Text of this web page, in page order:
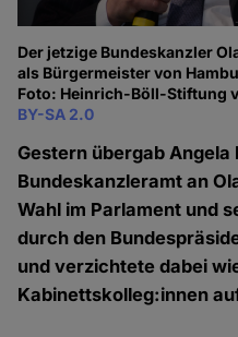
Der jetzige Bundeskanzler
als Bürgermeister von
Foto: Heinrich-Böll-Stiftung
BY-SA 2.0
Gestern übergab Angela
Bundeskanzleramt an
Wahl im Parlament und
durch den
und verzichtete dabei
Kabinettskolleg:innen